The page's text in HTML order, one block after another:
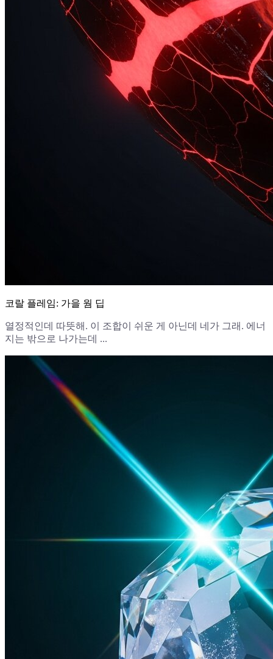
코랄 플레임: 가을 웜 딥
열정적인데 따뜻해. 이 조합이 쉬운 게 아닌데 네가 그래. 에너
지는 밖으로 나가는데 ...